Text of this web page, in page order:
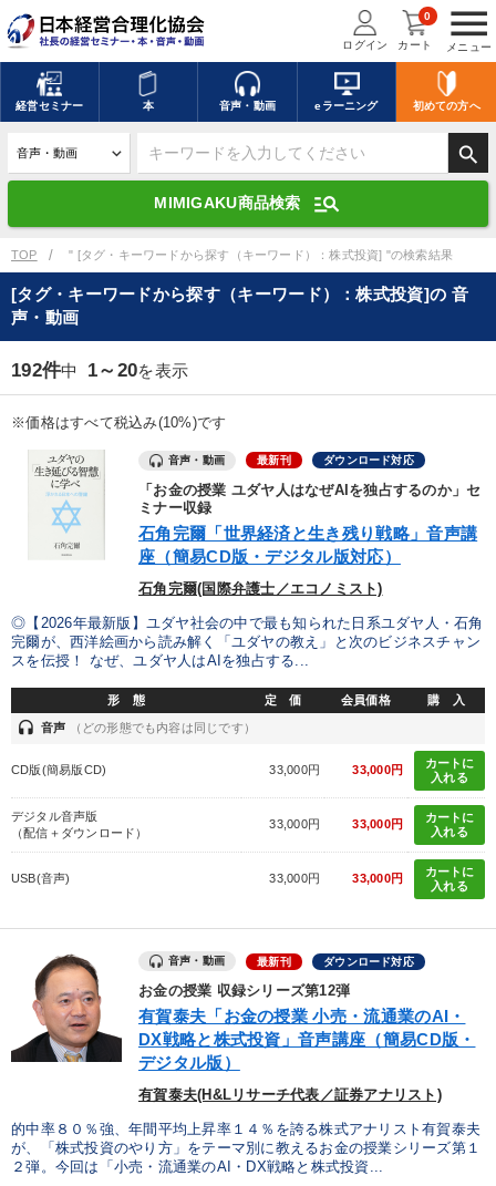
menu
メニュー
ログイン カート
0
経営セミナー 本 音声・動画 eラーニング 初めての方へ
search
MIMIGAKU商品検索 manage_search
キーワードを入力して探す
デジタル版対応のみ検索結果に表示する
search 上記の条件で検索
mic 講演収録物を探す
全国経営者セミナー講演収録物（全1315タイトル）からお探しいただけ
ます
優秀各社の智恵と戦略
若手異才経営者の発想 専門家のアドバイス
テーマ
企業戦略に学ぶ 改善・生産性向上
《強い財務を実践する経営者》講話４選 【6月】音声・映像
「利上げ時代の最新・銀行対策」＋「不動産市況予測」＋「市場
予測と株式投資」最新刊
製造業 卸売・小売・飲食業 建設・不動産業
IT・サービス・金融業 コンサルタント 専門家
成功哲学 銀行交渉 仕事術・ビジネスハック
TOP " [タグ・キーワードから探す（キーワード）：株式投資] "の検索結果
[タグ・キーワードから探す（キーワード）：株式投資]の 音
声・動画
192件中 1～20を表示
※価格はすべて税込み(10%)です
音声・動画 最新刊 ダウンロード対応
「お金の授業 ユダヤ人はなぜAIを独占するのか」セ
ミナー収録
石角完爾「世界経済と生き残り戦略」音声講
座（簡易CD版・デジタル版対応）
石角完爾(国際弁護士／エコノミスト)
◎【2026年最新版】ユダヤ社会の中で最も知られた日系ユダヤ人・石角
完爾が、西洋絵画から読み解く「ユダヤの教え」と次のビジネスチャン
スを伝授！ なぜ、ユダヤ人はAIを独占する...
形 態 定 価 会員価格 購 入
headset 音声 （どの形態でも内容は同じです）
CD版(簡易版CD) 33,000円 33,000円
カートに
入れる
デジタル音声版
（配信＋ダウンロード）
33,000円 33,000円
カートに
入れる
USB(音声) 33,000円 33,000円
カートに
入れる
音声・動画 最新刊 ダウンロード対応
お金の授業 収録シリーズ第12弾
有賀泰夫「お金の授業 小売・流通業のAI・
DX戦略と株式投資」音声講座（簡易CD版・
デジタル版）
有賀泰夫(H&Lリサーチ代表／証券アナリスト)
的中率８０％強、年間平均上昇率１４％を誇る株式アナリスト有賀泰夫
が、「株式投資のやり方」をテーマ別に教えるお金の授業シリーズ第１
２弾。今回は「小売・流通業のAI・DX戦略と株式投資...